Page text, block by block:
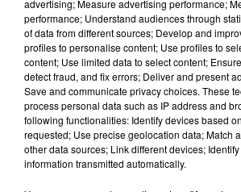
advertising; Measure advertising performance;
performance; Understand audiences through
of data from different sources; Develop and
profiles to personalise content; Use profiles to
content; Use limited data to select content;
detect fraud, and fix errors; Deliver and present
Save and communicate privacy choices. These
process personal data such as IP address and
following functionalities: Identify devices based
requested; Use precise geolocation data; Match
other data sources; Link different devices;
information transmitted automatically.